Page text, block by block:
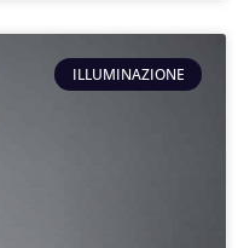
ILLUMINAZIONE